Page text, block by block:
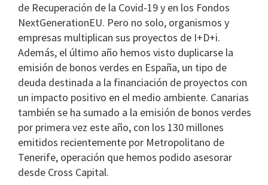
de Recuperación de la Covid-19 y en los Fondos
NextGenerationEU. Pero no solo, organismos y
empresas multiplican sus proyectos de I+D+i.
Además, el último año hemos visto duplicarse la
emisión de bonos verdes en España, un tipo de
deuda destinada a la financiación de proyectos con
un impacto positivo en el medio ambiente. Canarias
también se ha sumado a la emisión de bonos verdes
por primera vez este año, con los 130 millones
emitidos recientemente por Metropolitano de
Tenerife, operación que hemos podido asesorar
desde Cross Capital.